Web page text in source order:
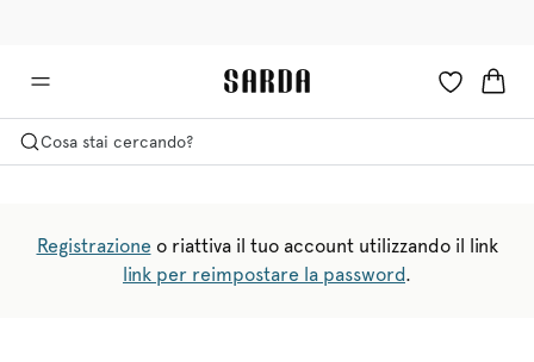
Cosa stai cercando?
Registrazioneo riattiva il tuo account utilizzando il link
link per reimpostare la password.